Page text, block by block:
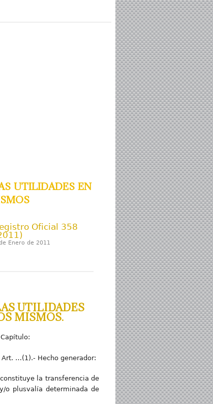
utilidades en
Oficial 358
Enero de 2011
UTILIDADES
MISMOS.
…(1).- Hecho generador:
la transferencia de
o plusvalía determinada de